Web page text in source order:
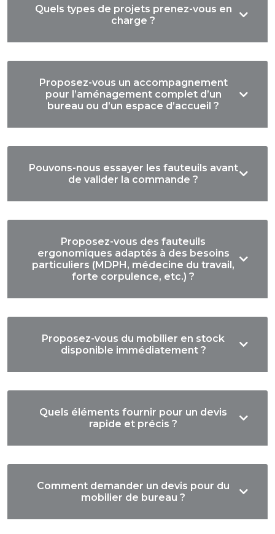
Quels types de projets prenez-vous en
charge ?
Proposez-vous un accompagnement
pour l’aménagement complet d’un
bureau ou d’un espace d’accueil ?
Pouvons-nous essayer les fauteuils avant
de valider la commande ?
Proposez-vous des fauteuils
ergonomiques adaptés à des besoins
particuliers (MDPH, médecine du travail,
forte corpulence, etc.) ?
Proposez-vous du mobilier en stock
disponible immédiatement ?
Quels éléments fournir pour un devis
rapide et précis ?
Comment demander un devis pour du
mobilier de bureau ?